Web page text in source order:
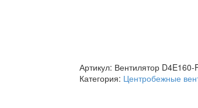
Артикул: Вентилятор
Категория: Центробежные